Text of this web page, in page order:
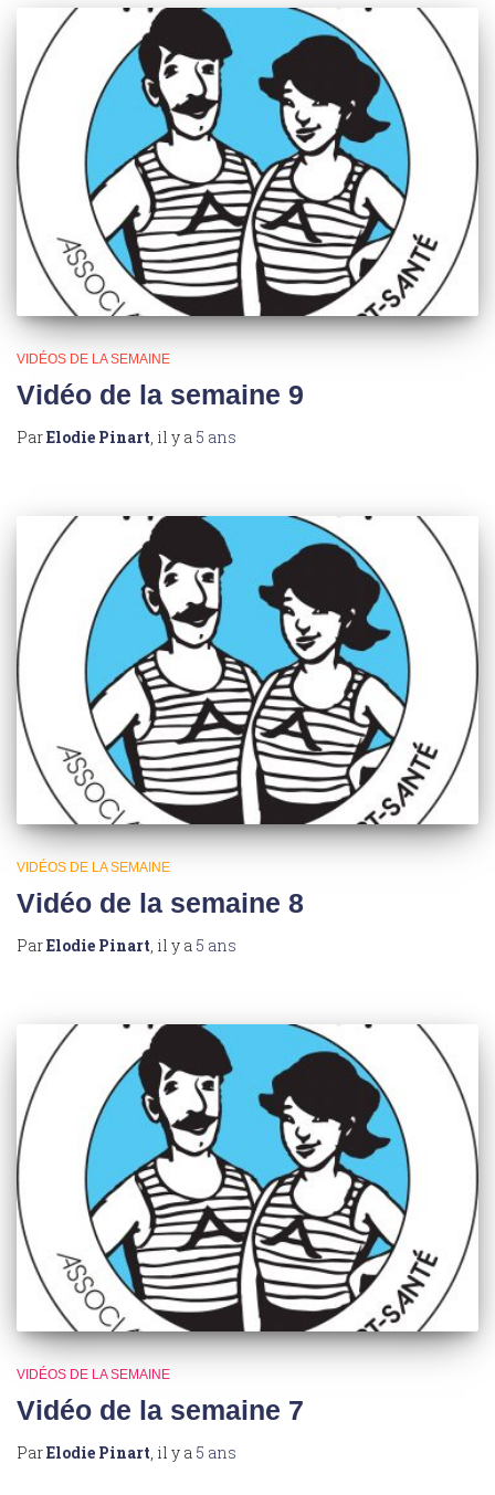
VIDÉOS DE LA SEMAINE
Vidéo de la semaine 9
ParElodie Pinart, il y a 5 ans
VIDÉOS DE LA SEMAINE
Vidéo de la semaine 8
ParElodie Pinart , il y a 5 ans
VIDÉOS DE LA SEMAINE
Vidéo de la semaine 7
ParElodie Pinart, il y a 5 ans